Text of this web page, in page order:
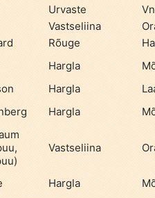
Urvaste
Vastseliina
Rõuge
Hargla
Hargla
Hargla
Vastseliina
Hargla